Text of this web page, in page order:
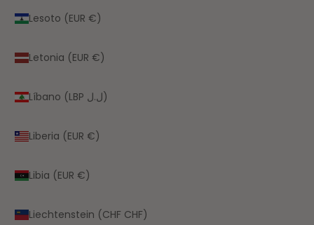
Lesoto (EUR €)
Letonia (EUR €)
Líbano (LBP ل.ل)
Liberia (EUR €)
Libia (EUR €)
Liechtenstein (CHF CHF)